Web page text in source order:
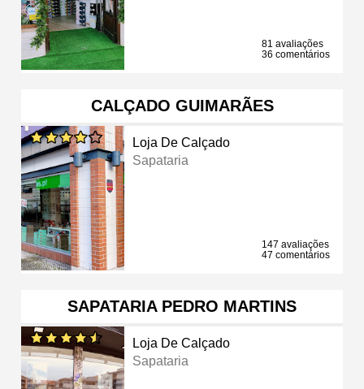
81 avaliações
36 comentários
CALÇADO GUIMARÃES
Loja De Calçado
Sapataria
147 avaliações
47 comentários
SAPATARIA PEDRO MARTINS
Loja De Calçado
Sapataria